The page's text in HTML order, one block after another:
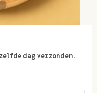
dag verzonden.